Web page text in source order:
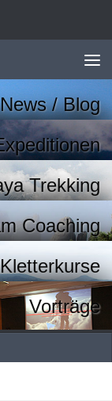
News / Blog
Trekking
Coaching
Kletterkurse
Vorträge